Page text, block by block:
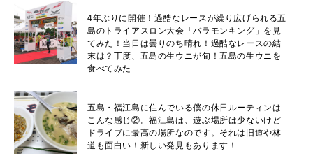
4年ぶりに開催！過酷なレースが繰り広げられる五
島のトライアスロン大会「バラモンキング」を見
てみた！当日は曇りのち晴れ！過酷なレースの結
末は？丁度、五島の生ウニが旬！五島の生ウニを
食べてみた
五島・福江島に住んでいる僕の休日ルーティンは
こんな感じ②。福江島は、遊ぶ場所は少ないけど
ドライブに最高の場所なのです。それは旧道や林
道も面白い！新しい発見もあります！